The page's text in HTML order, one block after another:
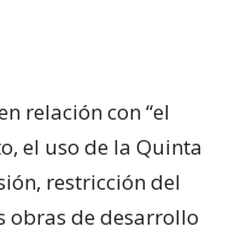
relación con “el
el uso de la Quinta
restricción del
obras de desarrollo